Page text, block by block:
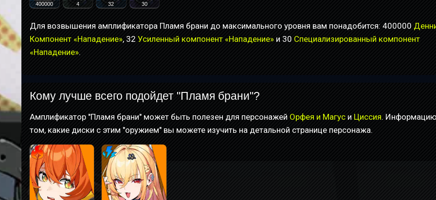
400000 4 32 30
Для возвышения амплификатора Пламя брани до максимального уровня вам понадобится: 400000
Компонент «Нападение», 32 Усиленный компонент «Нападение» и 30 Специализированный компонент
«Нападение».
Кому лучше всего подойдет "Пламя брани"?
Амплификатор "Пламя брани" может быть полезен для персонажей Орфея и Магус и Циссия.
том, какие диски с этим "оружием" вы можете изучить на детальной странице персонажа.